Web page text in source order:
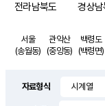
전라남북도
경상
서울
(송월동)
관악산
(중앙동)
백령도
(백령면)
자료형식